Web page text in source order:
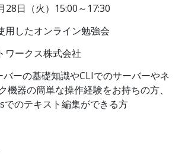
28日（火）15:00～17:30
用したオンライン勉強会
ワークス株式会社
ーの基礎知識やCLIでのサーバーやネ
機器の簡単な操作経験をお持ちの方、
でのテキスト編集ができる方